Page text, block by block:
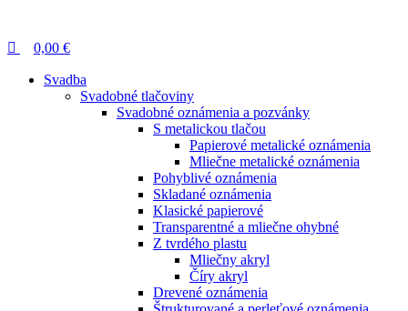
0,00 €
Svadba
Svadobné tlačoviny
Svadobné oznámenia a pozvánky
S metalickou tlačou
Papierové metalické oznámenia
Mliečne metalické oznámenia
Pohyblivé oznámenia
Skladané oznámenia
Klasické papierové
Transparentné a mliečne ohybné
Z tvrdého plastu
Mliečny akryl
Číry akryl
Drevené oznámenia